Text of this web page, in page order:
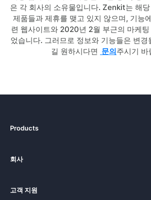
은 각 회사의 소유물입니다. Zenkit는 해
제품들과 제휴를 맺고 있지 않으며, 기능
련 웹사이트와 2020년 2월 부근의 마케
었습니다. 그러므로 정보와 기능들은 변
길 원하시다면 문의주시기 바
Products
가격
회사
뉴스
고객 지원